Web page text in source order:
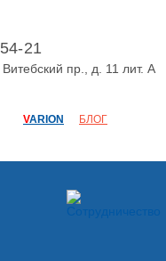
21
Витебский пр., д. 11 лит. А
VARION БЛОГ